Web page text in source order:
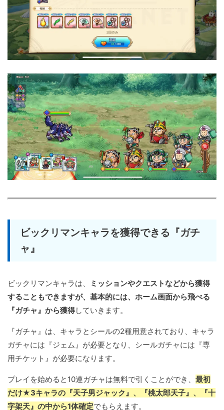
ビックリマンキャラを獲得できる『ガチ
ャ』
ビックリマンキャラは、
ミッションやクエストなどから獲得
することもできますが、基本的には、ホーム画面から飛べる
『ガチャ』から獲得していきます。
『ガチャ』は、キャラとシールの2種用意されており、キャラ
ガチャには『ジェム』が必要となり、シールガチャには『専
用チケット』が必要になります。
プレイを始めると10連ガチャは無料で引くことができ、 最初
だけ★3キャラの『天子男ジャック』、『桃太郎天子』、『十
字架天』の中から1体確定でもらえます。